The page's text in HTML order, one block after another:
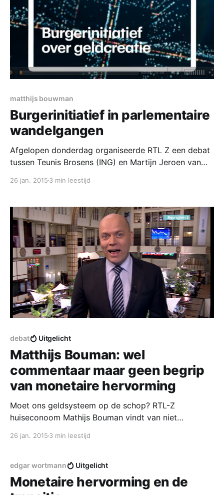
geldschepping
matthijs bouwman
Burgerinitiatief in parlementaire
wandelgangen
Afgelopen donderdag organiseerde RTL Z een debat
tussen Teunis Brosens (ING) en Martijn Jeroen van
[http://www.rtlnieuws.nl/economie/home/debat-
burgerinitiatief begint dus al zijn vruchten af te
werpen. RTL-Z toog zelfs naar de
26 jan. 2015 3 min leestijd
debat Uitgelicht
Matthijs Bouman: wel
commentaar maar geen begrip
van monetaire hervorming
Moet ons geldsysteem op de schop? RTL-Z
huiseconoom Mathijs Bouman vindt van niet
debat-het-burgerinitatief-over-geldcreatie-1] : ”We
aangewezen.” Dat is een eigenaardige uitspraak van
Matthijs Bouman. Want wanneer zijn de banken
26 jan. 2015 3 min leestijd
edgar wortmann Uitgelicht
Monetaire hervorming en de